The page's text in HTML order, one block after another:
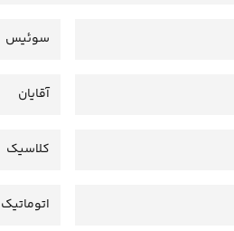
سوئیس
آقایان
کلاسیک
اتوماتیک